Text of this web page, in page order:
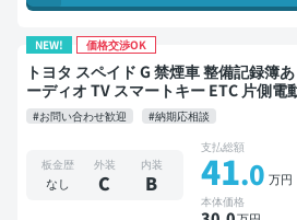
NEW! 価格交渉OK
トヨタ スペイド G 禁煙車 整備記録簿あり ディスプレイオ
ーディオ TV スマートキー ETC 片側電
#お問い合わせ歓迎 #納期応相談
板金歴
なし
外装
C
内装
B
支払総額
41.0 万円
本体価格